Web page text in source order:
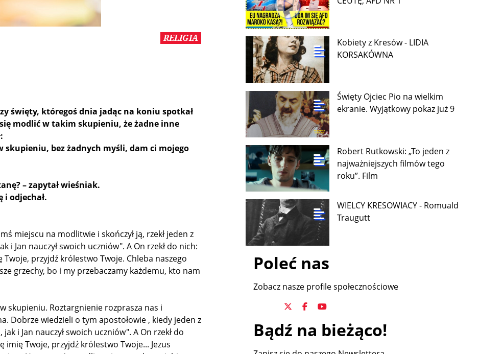
RELIGIA
święty, któregoś dnia jadąc na koniu spotkał
modlić w takim skupieniu, że żadne inne
skupieniu, bez żadnych myśli, dam ci mojego
– zapytał wieśniak.
i odjechał.
miejscu na modlitwie i skończył ją, rzekł jeden z
i Jan nauczył swoich uczniów". A On rzekł do nich:
przyjdź królestwo Twoje. Chleba naszego
grzechy, bo i my przebaczamy każdemu, kto nam
skupieniu. Roztargnienie rozprasza nas i
Dobrze wiedzieli o tym apostołowie , kiedy jeden z
i Jan nauczył swoich uczniów". A On rzekł do
imię Twoje, przyjdź królestwo Twoje... Jezus
Kobiety z Kresów - LIDIA
KORSAKÓWNA
Święty Ojciec Pio na wielkim
ekranie. Wyjątkowy pokaz już 9
Robert Rutkowski: „To jeden z
najważniejszych filmów tego
roku”. Film
WIELCY KRESOWIACY - Romuald
Traugutt
Poleć nas
Zobacz nasze profile społecznościowe
Bądź na bieżąco!